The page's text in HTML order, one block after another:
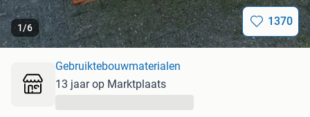
1/6 1370
Gebruiktebouwmaterialen
13 jaar op Marktplaats